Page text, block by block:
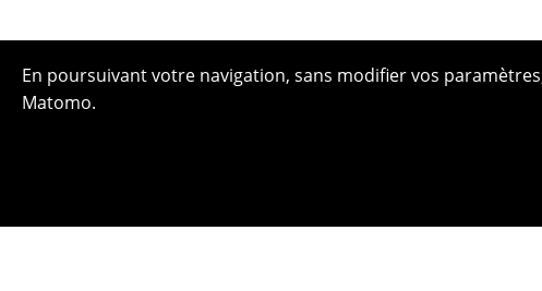
En poursuivant votre navigation, sans modifier vos
Matomo.